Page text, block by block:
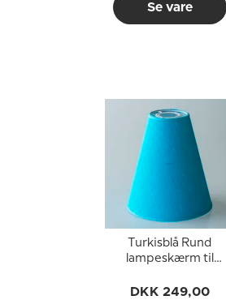
Se vare
Turkisblå Rund
lampeskærm til
højden til E27 fatning
DKK 249,00